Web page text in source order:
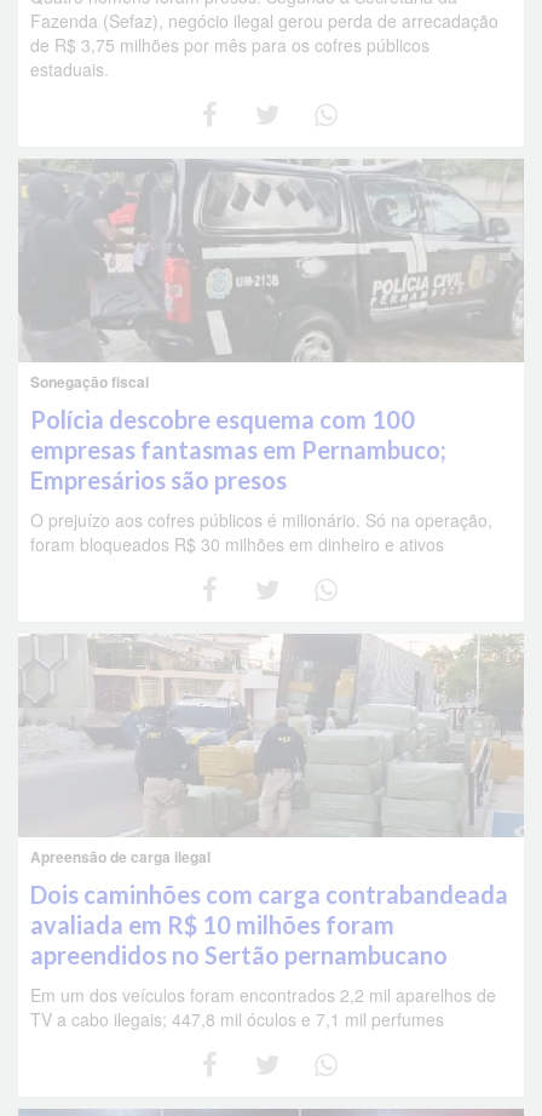
Fazenda (Sefaz), negócio ilegal gerou perda de arrecadação
de R$ 3,75 milhões por mês para os cofres públicos
estaduais.
Sonegação fiscal
Polícia descobre esquema com 100
empresas fantasmas em Pernambuco;
Empresários são presos
O prejuízo aos cofres públicos é milionário. Só na operação,
foram bloqueados R$ 30 milhões em dinheiro e ativos
Apreensão de carga ilegal
Dois caminhões com carga contrabandeada
avaliada em R$ 10 milhões foram
apreendidos no Sertão pernambucano
Em um dos veículos foram encontrados 2,2 mil aparelhos de
TV a cabo ilegais; 447,8 mil óculos e 7,1 mil perfumes